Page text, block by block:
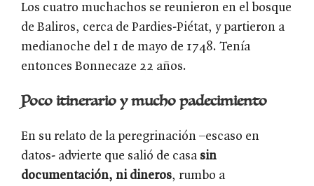
Los cuatro muchachos se reunieron en el bosque
de Baliros, cerca de Pardies-Piétat, y partieron a
medianoche del 1 de mayo de 1748. Tenía
entonces Bonnecaze 22 años.
Poco itinerario y mucho padecimiento
En su relato de la peregrinación –escaso en
datos- advierte que salió de casa sin
documentación, ni dineros, rumbo a